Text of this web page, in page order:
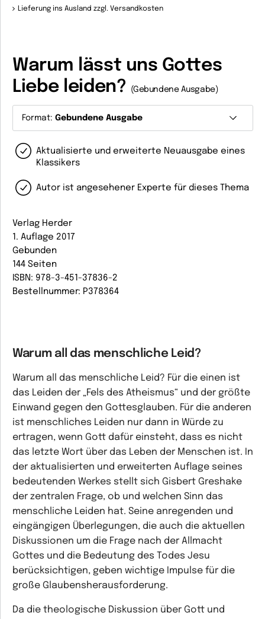
Lieferung ins Ausland zzgl. Versandkosten
Warum lässt uns Gottes
Liebe leiden?
(Gebundene Ausgabe)
Format: Gebundene Ausgabe
Aktualisierte und erweiterte Neuausgabe eines
Klassikers
Autor ist angesehener Experte für dieses Thema
Verlag Herder
1. Auflage 2017
Gebunden
144 Seiten
ISBN: 978-3-451-37836-2
Bestellnummer: P378364
Warum all das menschliche Leid?
Warum all das menschliche Leid? Für die einen ist
das Leiden der „Fels des Atheismus“ und der größte
Einwand gegen den Gottesglauben. Für die anderen
ist menschliches Leiden nur dann in Würde zu
ertragen, wenn Gott dafür einsteht, dass es nicht
das letzte Wort über das Leben der Menschen ist. In
der aktualisierten und erweiterten Auflage seines
bedeutenden Werkes stellt sich Gisbert Greshake
der zentralen Frage, ob und welchen Sinn das
menschliche Leiden hat. Seine anregenden und
eingängigen Überlegungen, die auch die aktuellen
Diskussionen um die Frage nach der Allmacht
Gottes und die Bedeutung des Todes Jesu
berücksichtigen, geben wichtige Impulse für die
große Glaubensherausforderung.
Da die theologische Diskussion über Gott und